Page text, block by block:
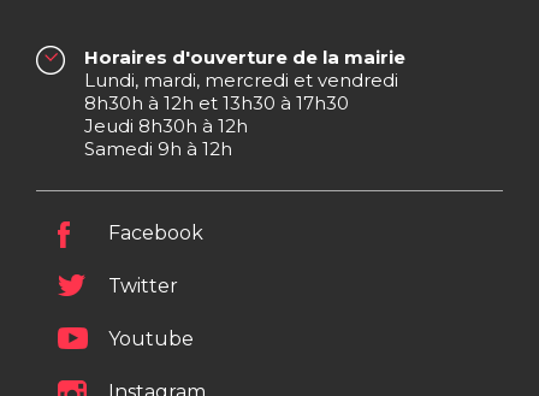
Horaires d'ouverture de la mairie
Lundi, mardi, mercredi et vendredi
8h30h à 12h et 13h30 à 17h30
Jeudi 8h30h à 12h
Samedi 9h à 12h
Facebook
Twitter
Youtube